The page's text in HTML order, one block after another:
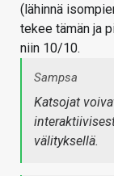
(lähinnä
tekee tämän ja
niin 10/10.
Sampsa
Katsojat
välityksellä.